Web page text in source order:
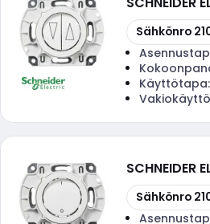
Kopioi
Sähkönro
Käyttötapa:
SCHNEIDER
Kopioi
Sähkönro